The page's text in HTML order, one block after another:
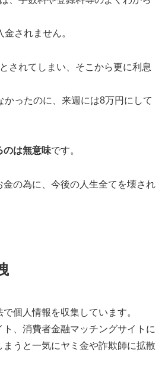
されません。
されてしまい、そこから更に利息
かったのに、来週には8万円にして
のは無意味です。
の為に、今後の人生全てを壊され
個人情報を収集しています。
、消費者金融マッチングサイトに
うと一気にヤミ金や詐欺師に拡散